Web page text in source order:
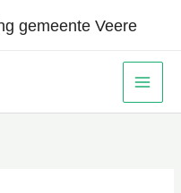
gemeente Veere